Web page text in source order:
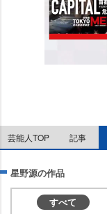
芸能人TOP 記事
星野源の作品
すべて